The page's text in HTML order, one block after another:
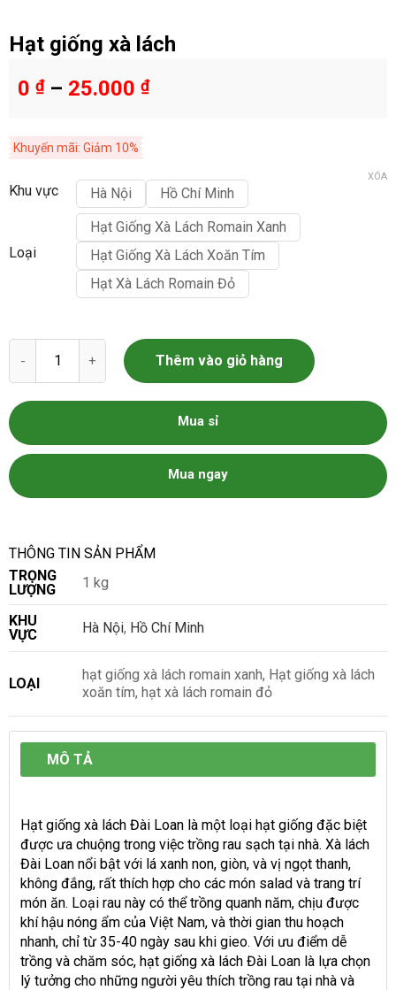
Hạt giống xà lách
0 ₫– 25.000 ₫
Khuyến mãi: Giảm 10%
Khu vực Hà Nội Hồ Chí Minh
Loại
Hạt Giống Xà Lách Romain Xanh
Hạt Giống Xà Lách Xoăn Tím
Hạt Xà Lách Romain Đỏ
XÓA
Hạt giống xà lách số lượng
Thêm vào giỏ hàng
Mua sỉ
Mua ngay
THÔNG TIN SẢN PHẨM
TRỌNG
LƯỢNG
1 kg
KHU
VỰC
Hà Nội, Hồ Chí Minh
LOẠI
hạt giống xà lách romain xanh, Hạt giống xà lách
xoăn tím, hạt xà lách romain đỏ
MÔ TẢ
Hạt giống xà lách Đài Loan là một loại hạt giống đặc biệt
được ưa chuộng trong việc trồng rau sạch tại nhà. Xà lách
Đài Loan nổi bật với lá xanh non, giòn, và vị ngọt thanh,
không đắng, rất thích hợp cho các món salad và trang trí
món ăn. Loại rau này có thể trồng quanh năm, chịu được
khí hậu nóng ẩm của Việt Nam, và thời gian thu hoạch
nhanh, chỉ từ 35-40 ngày sau khi gieo. Với ưu điểm dễ
trồng và chăm sóc, hạt giống xà lách Đài Loan là lựa chọn
lý tưởng cho những người yêu thích trồng rau tại nhà và